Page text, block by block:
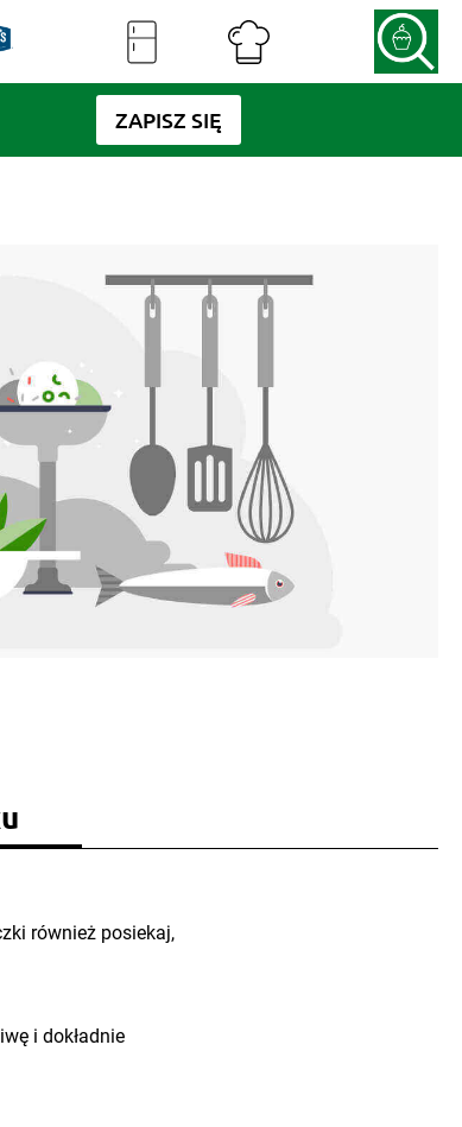
ZAPISZ SIĘ
również posiekaj,
i dokładnie